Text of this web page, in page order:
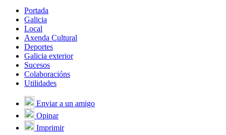
Portada
Galicia
Local
Axenda Cultural
Deportes
Galicia exterior
Sucesos
Colaboracións
Utilidades
Enviar a un amigo
Opinar
Imprimir